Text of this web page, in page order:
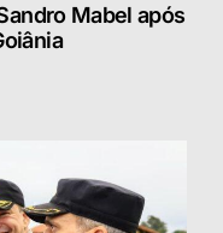
Mabel após